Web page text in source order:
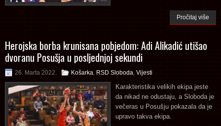
Pročitaj više
Herojska borba krunisana pobjedom: Adi Alikadić utišao
dvoranu Posušja u posljednjoj sekundi
26. Marta 2022. Košarka RSD Sloboda Vijesti
Karakteristika velikih ekipa jeste
da nikad ne odustaju, a Sloboda je
večeras u Posušju pokazala da je
upravo takva ekipa.